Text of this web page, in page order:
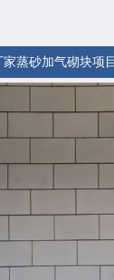
蒸砂加气砌块项